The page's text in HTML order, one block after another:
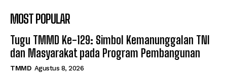
MOST POPULAR
Tugu TMMD Ke-129: Simbol Kemanunggalan TNI
dan Masyarakat pada Program Pembangunan
TMMD Agustus 8, 2026